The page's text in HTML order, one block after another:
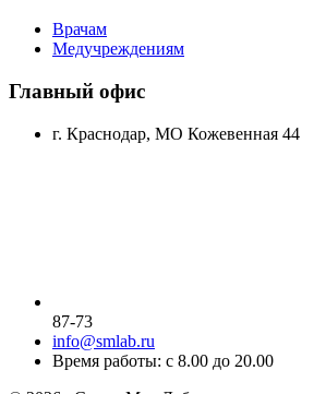
Врачам
Медучреждениям
Главный офис
г. Краснодар, МО Кожевенная 44
87-73
info@smlab.ru
Время работы: с 8.00 до 20.00